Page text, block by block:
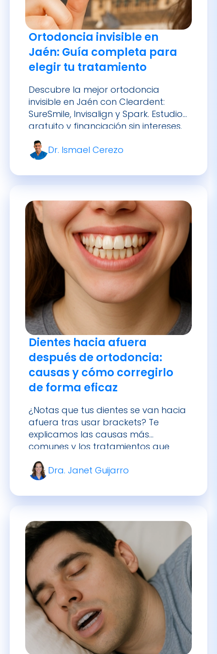
Ortodoncia invisible en
Jaén: Guía completa para
elegir tu tratamiento
Descubre la mejor ortodoncia
invisible en Jaén con Cleardent:
SureSmile, Invisalign y Spark. Estudio
gratuito y financiación sin intereses.
Dr. Ismael Cerezo
Dientes hacia afuera
después de ortodoncia:
causas y cómo corregirlo
de forma eficaz
¿Notas que tus dientes se van hacia
afuera tras usar brackets? Te
explicamos las causas más
comunes y los tratamientos que
realmente funcionan para
corregirlo.
Dra. Janet Guijarro